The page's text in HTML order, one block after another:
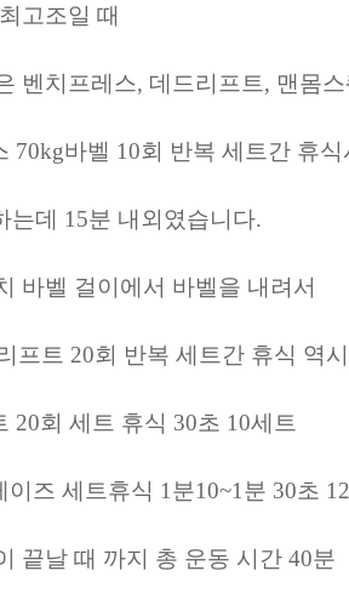
고조일 때
벤치프레스, 데드리프트, 맨몸
70kg바벨 10회 반복 세트간 휴
는데 15분 내외였습니다.
바벨 걸이에서 바벨을 내려서
프트 20회 반복 세트간 휴식 역
20회 세트 휴식 30초 10세트
이즈 세트휴식 1분10~1분 30초
끝날 때 까지 총 운동 시간 40분